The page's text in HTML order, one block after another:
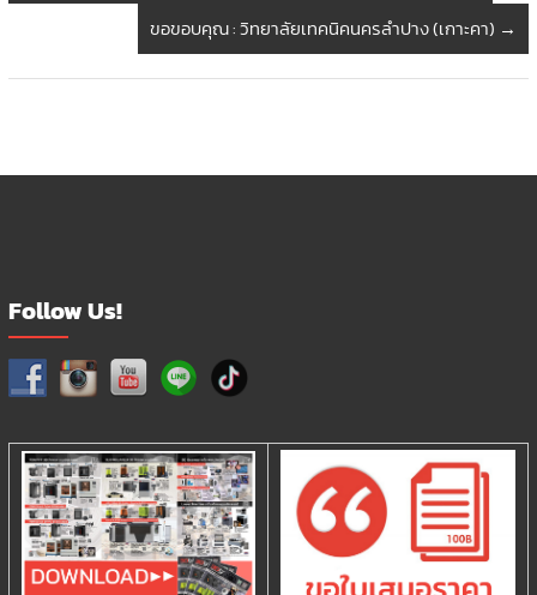
ขอขอบคุณ : วิทยาลัยเทคนิคนครลำปาง (เกาะคา) →
Follow Us!